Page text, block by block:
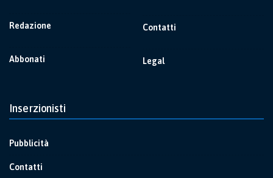
Redazione
Abbonati
Contatti
Legal
Inserzionisti
Pubblicità
Contatti